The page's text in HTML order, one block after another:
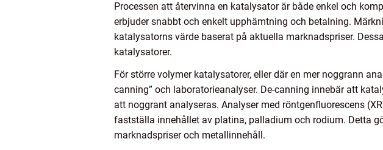
Processen att återvinna en katalysator är både enkel och
erbjuder snabbt och enkelt upphämtning och betalning.
katalysatorns värde baserat på aktuella marknadspriser.
katalysatorer.
För större volymer katalysatorer, eller där en mer noggrann
canning” och laboratorieanalyser. De-canning innebär att
att noggrant analyseras. Analyser med röntgenfluorescens
fastställa innehållet av platina, palladium och rodium. Detta
marknadspriser och metallinnehåll.